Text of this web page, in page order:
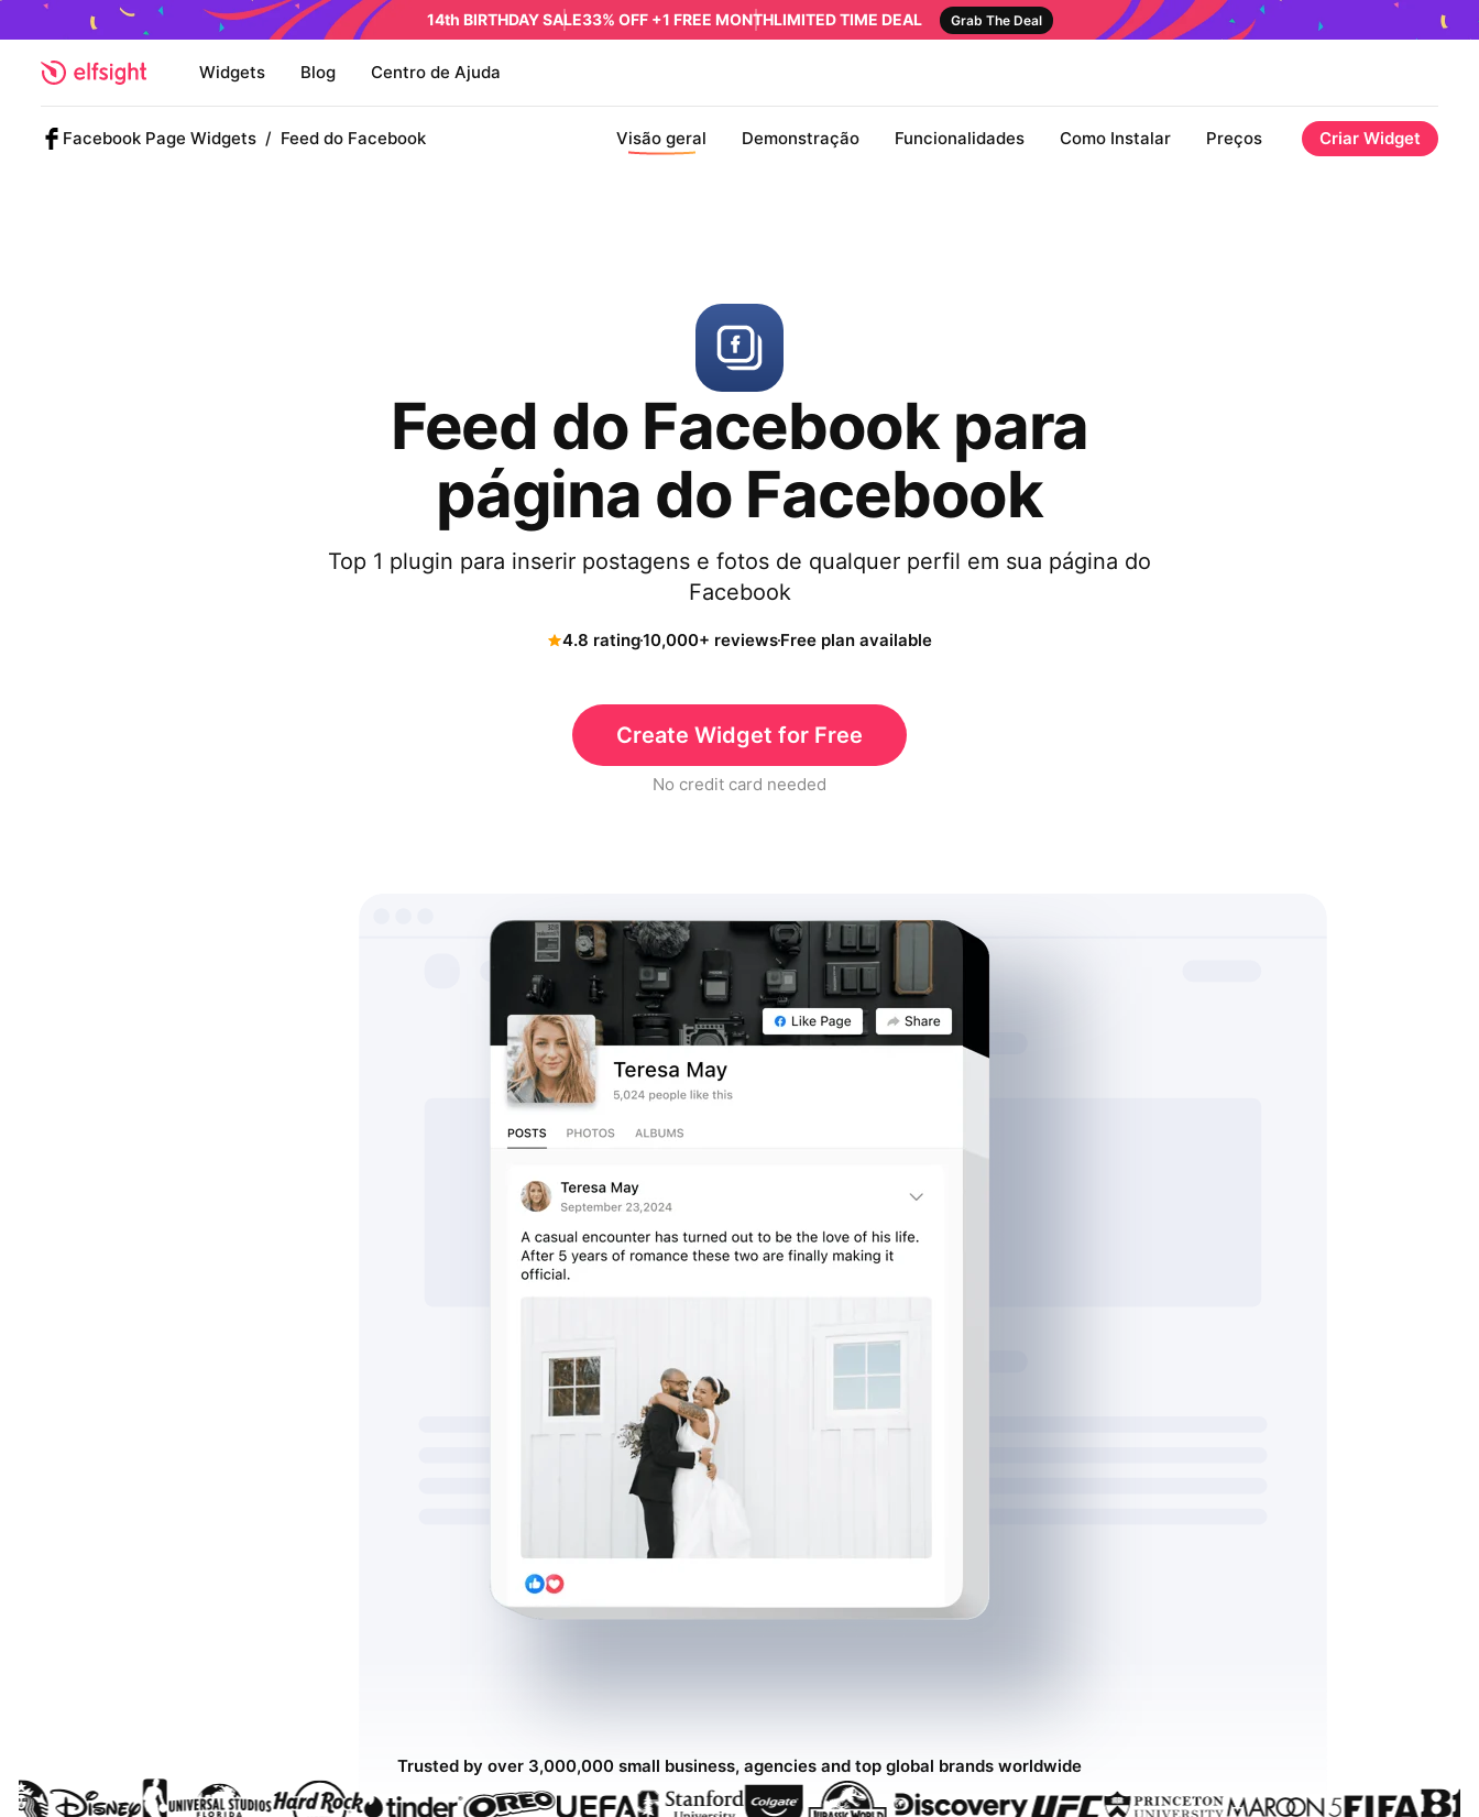
14th BIRTHDAY SALE33% OFF +1 FREE MONTHLIMITED TIME DEAL Grab The Deal
Widgets Blog Centro de Ajuda
Facebook Page Widgets / Feed do Facebook Visão geral Demonstração Funcionalidades Como Instalar Preços Criar Widget
Feed do Facebook para
página do Facebook
Top 1 plugin para inserir postagens e fotos de qualquer perfil em sua página do
Facebook
4.8 rating10,000+ reviewsFree plan available
Create Widget for Free
No credit card needed
Trusted by over 3,000,000 small business, agencies and top global brands worldwide